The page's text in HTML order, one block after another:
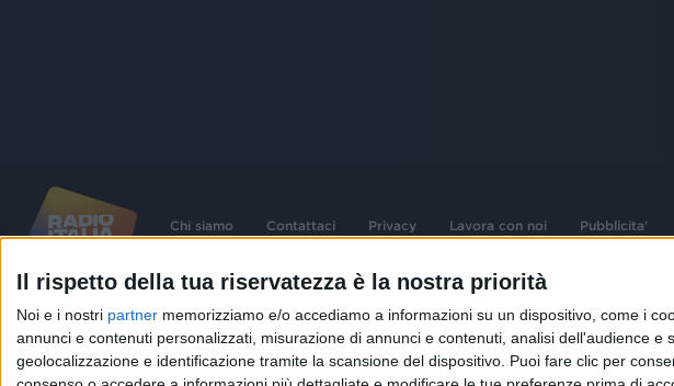
Il rispetto della tua riservatezza è la nostra priorità
Noi e i nostri partner memorizziamo e/o accediamo a informazioni su un dispositivo, come i
annunci e contenuti personalizzati, misurazione di annunci e contenuti, analisi dell'audience e
geolocalizzazione e identificazione tramite la scansione del dispositivo. Puoi fare clic per
Chi siamo Contattaci Privacy Lavora con noi Pubblicita'
©2026RADIO ITALIA S.p.A. P.IVA 06832230152 | Tutti i diritti riservati. Per le opere dell'ingegno
contenute nel sito sono stati assolti gli obblighi derivanti dalla normativa dei diritti d'autore e dei diritti
connessi.
Capitale Sociale € 580.000,00 interamente versato. Iscr. Reg. Imprese Milano - C.F. e n° iscrizione